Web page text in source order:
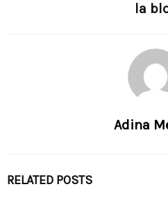
la
Adina
RELATED POSTS